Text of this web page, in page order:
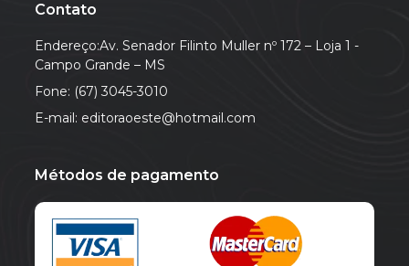
Contato
Endereço:Av. Senador Filinto Muller nº 172 – Loja 1 -
Campo Grande – MS
Fone: (67) 3045-3010
E-mail: editoraoeste@hotmail.com
Métodos de pagamento